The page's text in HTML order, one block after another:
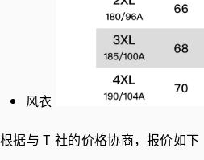
风衣
根据与 T 社的价格协商，报价如